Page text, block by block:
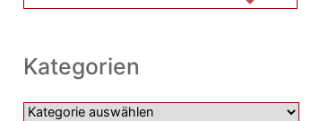
Kategorien
Kategorien